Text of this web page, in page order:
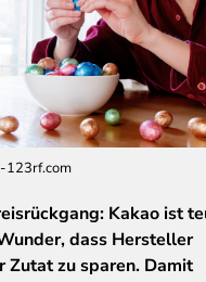
123rf.com
Kakao ist
dass Hersteller
Zutat zu sparen. Damit